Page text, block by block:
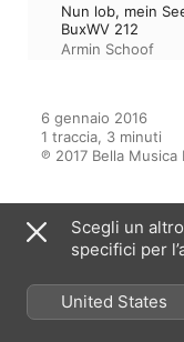
Nun lob, mein
BuxWV 212
Armin Schoof
6 gennaio 2016
1 traccia, 3 minuti
℗ 2017 Bella Musica
Dall’album
Scegli un
specifici per
United States